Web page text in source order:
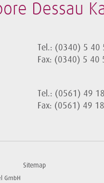
Dessau
Tel.: (0340) 5 40
Fax: (0340) 5 40
Tel.: (0561) 49
Fax: (0561) 49
Sitemap
GmbH